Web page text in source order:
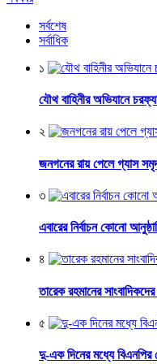
সর্বশেষ
সর্বাধিক
১
যৌথ বাহিনীর অভিযানে
২
জনগনের রায় পেলে গ্যাস
৩
এবারের নির্বাচন কোনো
৪
তারেক রহমানের
৫
দু-এক দিনের মধ্যে বিএনপির